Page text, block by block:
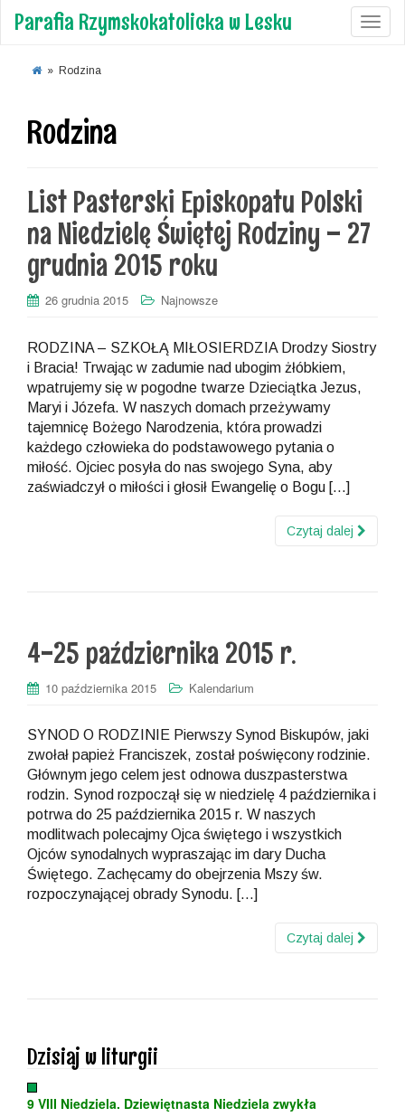
Parafia Rzymskokatolicka w Lesku
» Rodzina
Rodzina
List Pasterski Episkopatu Polski
na Niedzielę Świętej Rodziny – 27
grudnia 2015 roku
26 grudnia 2015 Najnowsze
RODZINA – SZKOŁĄ MIŁOSIERDZIA Drodzy Siostry
i Bracia! Trwając w zadumie nad ubogim żłóbkiem,
wpatrujemy się w pogodne twarze Dzieciątka Jezus,
Maryi i Józefa. W naszych domach przeżywamy
tajemnicę Bożego Narodzenia, która prowadzi
każdego człowieka do podstawowego pytania o
miłość. Ojciec posyła do nas swojego Syna, aby
zaświadczył o miłości i głosił Ewangelię o Bogu […]
Czytaj dalej
4-25 października 2015 r.
10 października 2015 Kalendarium
SYNOD O RODZINIE Pierwszy Synod Biskupów, jaki
zwołał papież Franciszek, został poświęcony rodzinie.
Głównym jego celem jest odnowa duszpasterstwa
rodzin. Synod rozpoczął się w niedzielę 4 października i
potrwa do 25 października 2015 r. W naszych
modlitwach polecajmy Ojca świętego i wszystkich
Ojców synodalnych wypraszając im dary Ducha
Świętego. Zachęcamy do obejrzenia Mszy św.
rozpoczynającej obrady Synodu. […]
Czytaj dalej
Dzisiaj w liturgii
9 VIII Niedziela. Dziewiętnasta Niedziela zwykła